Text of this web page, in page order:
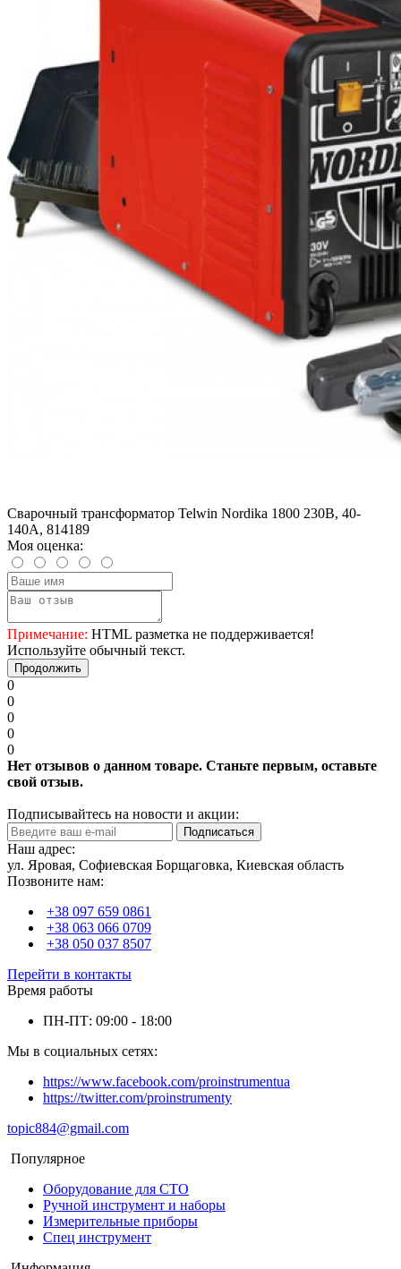
Сварочный трансформатор Telwin Nordika 1800 230В, 40-
140A, 814189
Моя оценка:
Примечание: HTML разметка не поддерживается!
Используйте обычный текст.
Продолжить
0
0
0
0
0
Нет отзывов о данном товаре. Станьте первым, оставьте
свой отзыв.
Подписывайтесь на новости и акции:
Подписаться
Наш адрес:
ул. Яровая, Софиевская Борщаговка, Киевская область
Позвоните нам:
+38 097 659 0861
+38 063 066 0709
+38 050 037 8507
Перейти в контакты
Время работы
ПН-ПТ: 09:00 - 18:00
Мы в социальных сетях:
https://www.facebook.com/proinstrumentua
https://twitter.com/proinstrumenty
topic884@gmail.com
Популярное
Оборудование для СТО
Ручной инструмент и наборы
Измерительные приборы
Спец инструмент